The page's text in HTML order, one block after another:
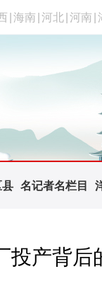
海南 河北 河南
县 名记者名栏目
产背后